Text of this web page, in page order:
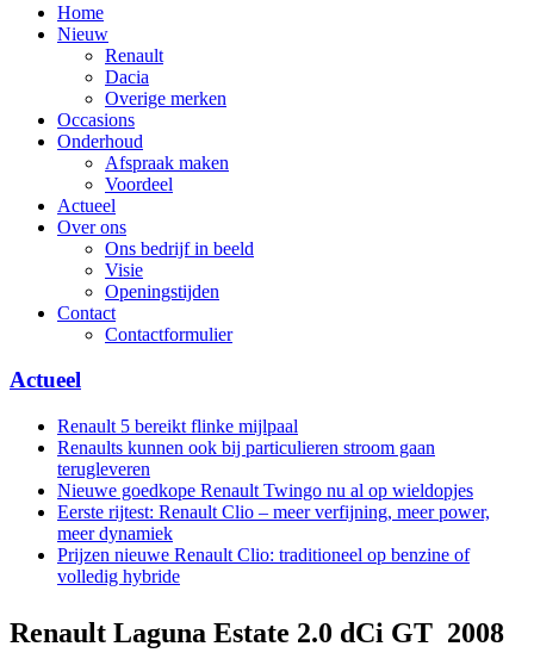
Home
Nieuw
Renault
Dacia
Overige merken
Occasions
Onderhoud
Afspraak maken
Voordeel
Actueel
Over ons
Ons bedrijf in beeld
Visie
Openingstijden
Contact
Contactformulier
Actueel
Renault 5 bereikt flinke mijlpaal
Renaults kunnen ook bij particulieren stroom gaan
terugleveren
Nieuwe goedkope Renault Twingo nu al op wieldopjes
Eerste rijtest: Renault Clio – meer verfijning, meer power,
meer dynamiek
Prijzen nieuwe Renault Clio: traditioneel op benzine of
volledig hybride
Renault Laguna Estate 2.0 dCi GT  2008 